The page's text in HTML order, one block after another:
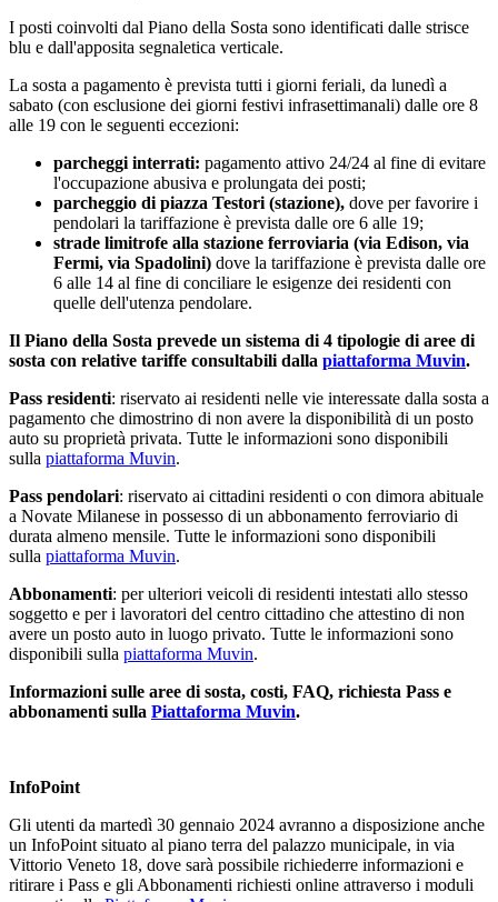
I posti coinvolti dal Piano della Sosta sono identificati dalle strisce
blu e dall'apposita segnaletica verticale.
La sosta a pagamento è prevista tutti i giorni feriali, da lunedì a
sabato (con esclusione dei giorni festivi infrasettimanali) dalle ore 8
alle 19 con le seguenti eccezioni:
parcheggi interrati: pagamento attivo 24/24 al fine di evitare
l'occupazione abusiva e prolungata dei posti;
parcheggio di piazza Testori (stazione), dove per favorire i
pendolari la tariffazione è prevista dalle ore 6 alle 19;
strade limitrofe alla stazione ferroviaria (via Edison, via
Fermi, via Spadolini) dove la tariffazione è prevista dalle ore
6 alle 14 al fine di conciliare le esigenze dei residenti con
quelle dell'utenza pendolare.
Il Piano della Sosta prevede un sistema di 4 tipologie di aree di
sosta con relative tariffe consultabili dalla piattaforma Muvin.
Pass residenti: riservato ai residenti nelle vie interessate dalla sosta a
pagamento che dimostrino di non avere la disponibilità di un posto
auto su proprietà privata. Tutte le informazioni sono disponibili
sulla piattaforma Muvin.
Pass pendolari: riservato ai cittadini residenti o con dimora abituale
a Novate Milanese in possesso di un abbonamento ferroviario di
durata almeno mensile. Tutte le informazioni sono disponibili
sulla piattaforma Muvin.
Abbonamenti: per ulteriori veicoli di residenti intestati allo stesso
soggetto e per i lavoratori del centro cittadino che attestino di non
avere un posto auto in luogo privato. Tutte le informazioni sono
disponibili sulla piattaforma Muvin.
Informazioni sulle aree di sosta, costi, FAQ, richiesta Pass e
abbonamenti sulla Piattaforma Muvin.
InfoPoint
Gli utenti da martedì 30 gennaio 2024 avranno a disposizione anche
un InfoPoint situato al piano terra del palazzo municipale, in via
Vittorio Veneto 18, dove sarà possibile richiederre informazioni e
ritirare i Pass e gli Abbonamenti richiesti online attraverso i moduli